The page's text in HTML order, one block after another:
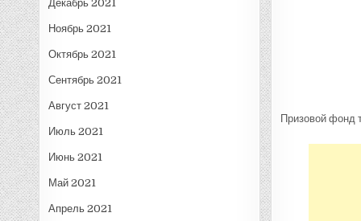
Декабрь 2021
Ноябрь 2021
Октябрь 2021
Сентябрь 2021
Август 2021
Июль 2021
Июнь 2021
Май 2021
Апрель 2021
Призовой фонд